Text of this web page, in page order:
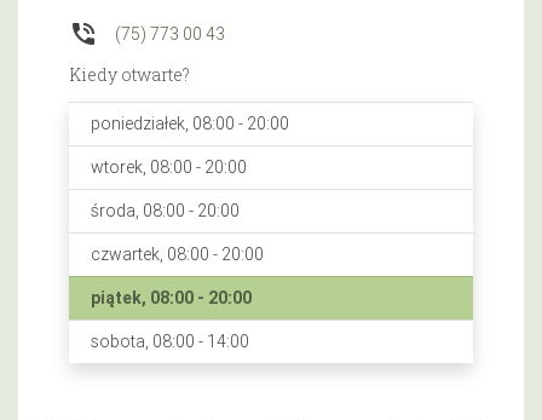
phone_in_talk (75) 773 00 43
Kiedy otwarte?
poniedziałek, 08:00 - 20:00
wtorek, 08:00 - 20:00
środa, 08:00 - 20:00
czwartek, 08:00 - 20:00
piątek, 08:00 - 20:00
sobota, 08:00 - 14:00